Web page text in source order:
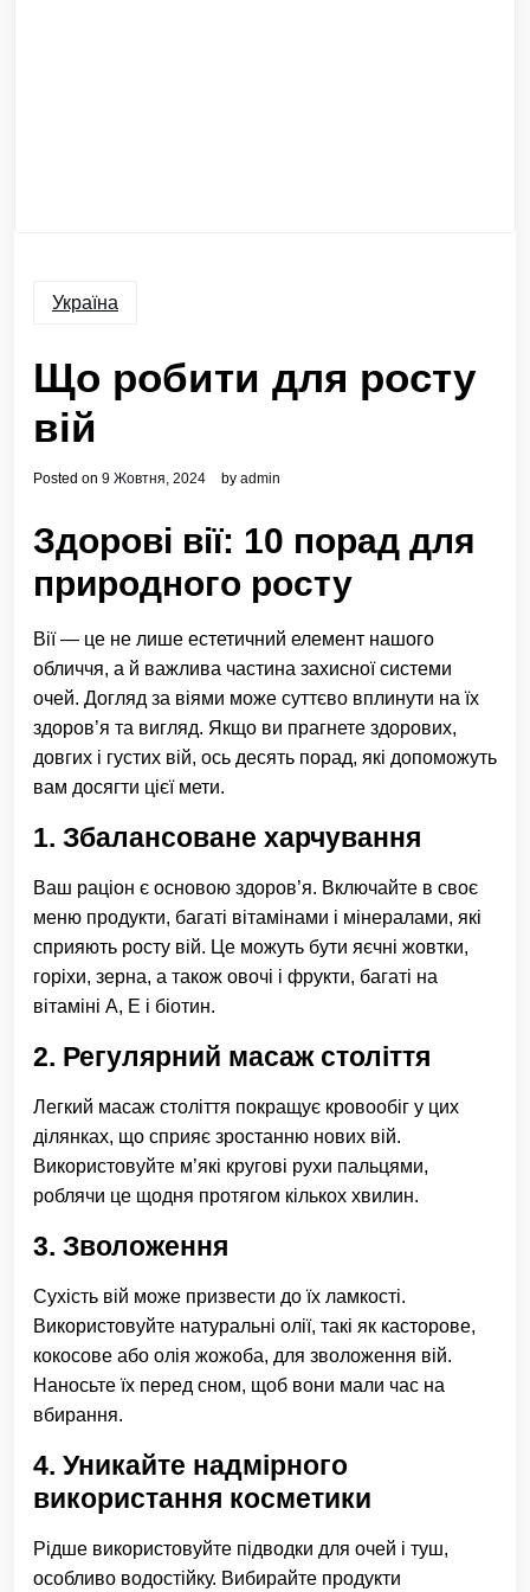
Україна
Що робити для росту
вій
Posted on 9 Жовтня, 2024 by admin
Здорові вії: 10 порад для
природного росту
Вії — це не лише естетичний елемент нашого
обличчя, а й важлива частина захисної системи
очей. Догляд за віями може суттєво вплинути на їх
здоров’я та вигляд. Якщо ви прагнете здорових,
довгих і густих вій, ось десять порад, які допоможуть
вам досягти цієї мети.
1. Збалансоване харчування
Ваш раціон є основою здоров’я. Включайте в своє
меню продукти, багаті вітамінами і мінералами, які
сприяють росту вій. Це можуть бути яєчні жовтки,
горіхи, зерна, а також овочі і фрукти, багаті на
вітаміні А, Е і біотин.
2. Регулярний масаж століття
Легкий масаж століття покращує кровообіг у цих
ділянках, що сприяє зростанню нових вій.
Використовуйте м’які кругові рухи пальцями,
роблячи це щодня протягом кількох хвилин.
3. Зволоження
Сухість вій може призвести до їх ламкості.
Використовуйте натуральні олії, такі як касторове,
кокосове або олія жожоба, для зволоження вій.
Наносьте їх перед сном, щоб вони мали час на
вбирання.
4. Уникайте надмірного
використання косметики
Рідше використовуйте підводки для очей і туш,
особливо водостійку. Вибирайте продукти